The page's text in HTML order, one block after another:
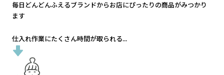
毎日どんどんふえるブランドからお店にぴったりの商品がみつかり
ます
仕入れ作業にたくさん時間が取られる...